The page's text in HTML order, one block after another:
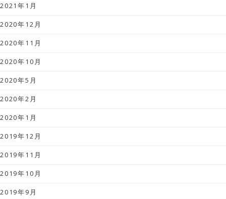
2021年1月
2020年12月
2020年11月
2020年10月
2020年5月
2020年2月
2020年1月
2019年12月
2019年11月
2019年10月
2019年9月